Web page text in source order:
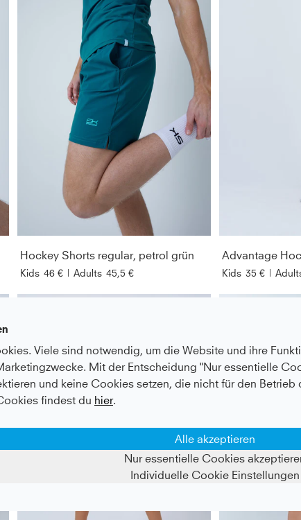
Hockey Shorts regular, petrol grün
Kids 46 € | Adults 45,5 € Kids 35 € |
Viele sind notwendig, um die Website und ihre
Mit der Entscheidung "Nur essentielle
und keine Cookies setzen, die nicht für den
findest du hier.
Alle akzeptieren
Nur essentielle Cookies
Individuelle Cookie Einstellungen